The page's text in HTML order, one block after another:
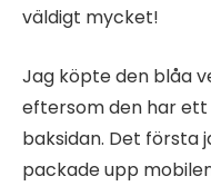
väldigt mycket!
Jag köpte den blåa
eftersom den har
baksidan. Det första
packade upp